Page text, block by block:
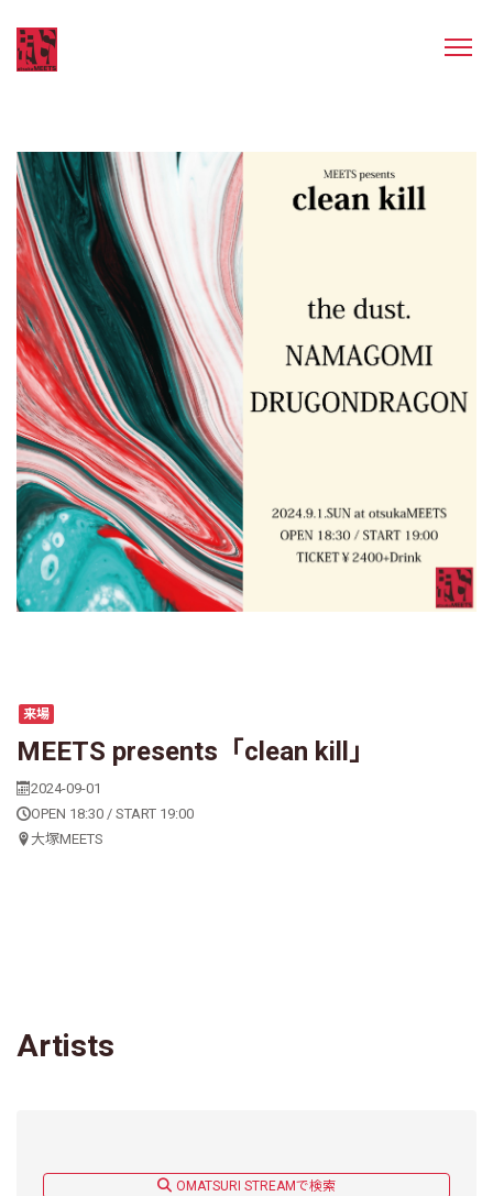
来場
MEETS presents「clean kill」
2024-09-01
OPEN 18:30 / START 19:00
大塚MEETS
Artists
OMATSURI STREAMで検索